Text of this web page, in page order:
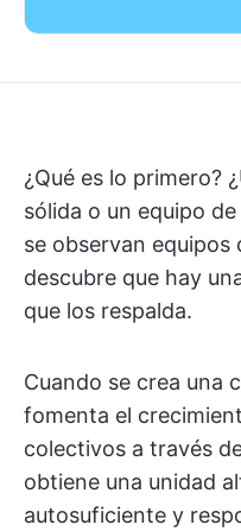
¿Qué es lo primero?
sólida o un equipo
se observan
descubre que hay
que los respalda.
Cuando se crea una
fomenta el
colectivos a través
obtiene una unidad
autosuficiente y